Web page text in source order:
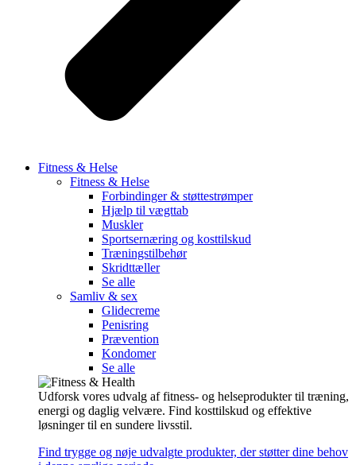
Fitness & Helse
Fitness & Helse
Forbindinger & støttestrømper
Hjælp til vægttab
Muskler
Sportsernæring og kosttilskud
Træningstilbehør
Skridttæller
Se alle
Samliv & sex
Glidecreme
Penisring
Prævention
Kondomer
Se alle
Udforsk vores udvalg af fitness- og helseprodukter til træning,
energi og daglig velvære. Find kosttilskud og effektive
løsninger til en sundere livsstil.
Find trygge og nøje udvalgte produkter, der støtter dine behov